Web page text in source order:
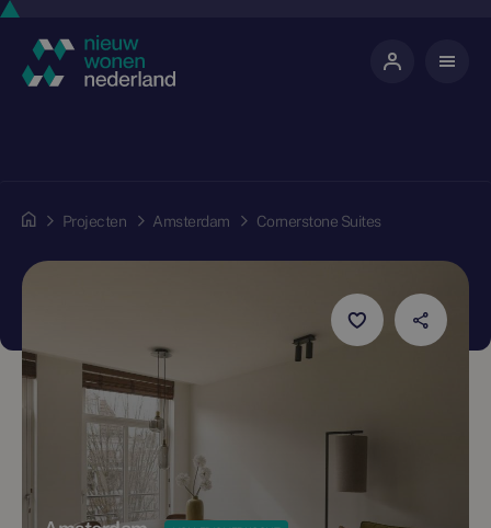
Projecten Amsterdam Cornerstone Suites